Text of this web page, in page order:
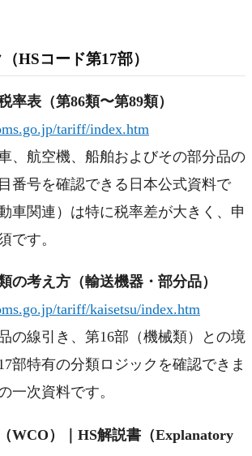
HSコード第17部）
率表（第86類〜第89類）
tariff/index.htm
、航空機、船舶およびその部分品の
番号を確認できる日本公式資料で
車関連）は特に税率差が大きく、申
です。
の考え方（輸送機器・部分品）
tariff/kaisetsu/index.htm
の線引き、第16部（機械類）との境
部特有の分類ロジックを確認できま
一次資料です。
WCO）｜HS解説書（Explanatory